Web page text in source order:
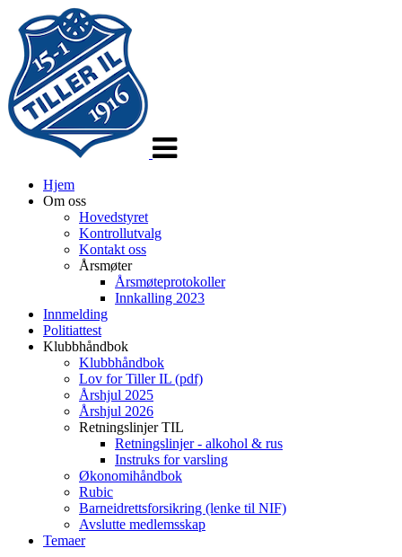
Hjem
Om oss
Hovedstyret
Kontrollutvalg
Kontakt oss
Årsmøter
Årsmøteprotokoller
Innkalling 2023
Innmelding
Politiattest
Klubbhåndbok
Klubbhåndbok
Lov for Tiller IL (pdf)
Årshjul 2025
Årshjul 2026
Retningslinjer TIL
Retningslinjer - alkohol & rus
Instruks for varsling
Økonomihåndbok
Rubic
Barneidrettsforsikring (lenke til NIF)
Avslutte medlemsskap
Temaer